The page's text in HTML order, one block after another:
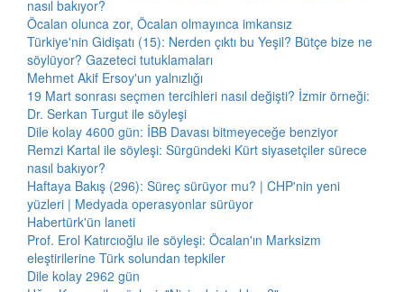
nasıl bakıyor?
Öcalan olunca zor, Öcalan olmayınca imkansız
Türkiye'nin Gidişatı (15): Nerden çıktı bu Yeşil? Bütçe bize ne
söylüyor? Gazeteci tutuklamaları
Mehmet Akif Ersoy'un yalnızlığı
19 Mart sonrası seçmen tercihleri nasıl değişti? İzmir örneği:
Dr. Serkan Turgut ile söyleşi
Dile kolay 4600 gün: İBB Davası bitmeyeceğe benziyor
Remzi Kartal ile söyleşi: Sürgündeki Kürt siyasetçiler sürece
nasıl bakıyor?
Haftaya Bakış (296): Süreç sürüyor mu? | CHP'nin yeni
yüzleri | Medyada operasyonlar sürüyor
Habertürk'ün laneti
Prof. Erol Katırcıoğlu ile söyleşi: Öcalan'ın Marksizm
eleştirilerine Türk solundan tepkiler
Dile kolay 2962 gün